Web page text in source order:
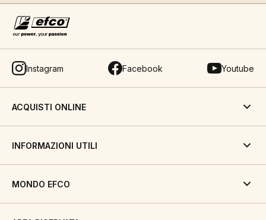
Instagram Facebook Youtube
ACQUISTI ONLINE
INFORMAZIONI UTILI
MONDO EFCO